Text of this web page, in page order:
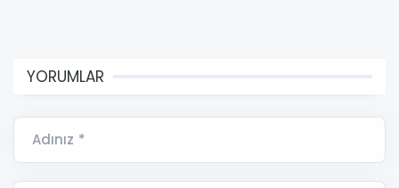
YORUMLAR
Adınız *